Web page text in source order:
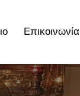
Επικοινωνία